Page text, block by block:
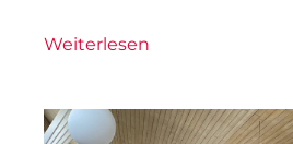
Weiterlesen